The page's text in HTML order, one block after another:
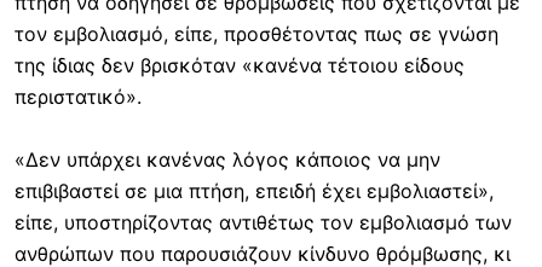
τον εμβολιασμό, είπε, προσθέτοντας πως σε γνώση
της ίδιας δεν βρισκόταν «κανένα τέτοιου είδους
περιστατικό».
«Δεν υπάρχει κανένας λόγος κάποιος να μην
επιβιβαστεί σε μια πτήση, επειδή έχει εμβολιαστεί»,
είπε, υποστηρίζοντας αντιθέτως τον εμβολιασμό των
ανθρώπων που παρουσιάζουν κίνδυνο θρόμβωσης, κι